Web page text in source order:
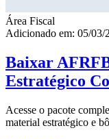
Área Fiscal
Adicionado em: 05/03/
Baixar
Estratégico
Acesse o pacote
material estratégico e